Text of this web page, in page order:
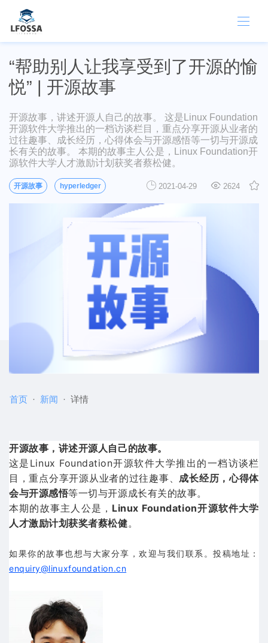
“帮助别人让我享受到了开源的愉
悦” | 开源故事
开源故事，讲述开源人自己的故事。 这是Linux Foundation
开源软件大学推出的一档访谈栏目，重点分享开源从业者的
过往趣事、成长经历，心得体会与开源感悟等一切与开源成
长有关的故事。 本期的故事主人公是，Linux Foundation开
源软件大学人才激励计划获奖者蔡松健。
开源故事 hyperledger 2021-04-29 2624
首页 新闻 详情
开源故事，讲述开源人自己的故事。
这是Linux Foundation开源软件大学推出的一档访谈栏
目，重点分享开源从业者的过往趣事、 成长经历，心得体
会与开源感悟等一切与开源成长有关的故事。
本期的故事主人公是， Linux Foundation开源软件大学
人才激励计划获奖者蔡松健。
如果你的故事也想与大家分享，欢迎与我们联系。投稿地址：
enquiry@linuxfoundation.cn